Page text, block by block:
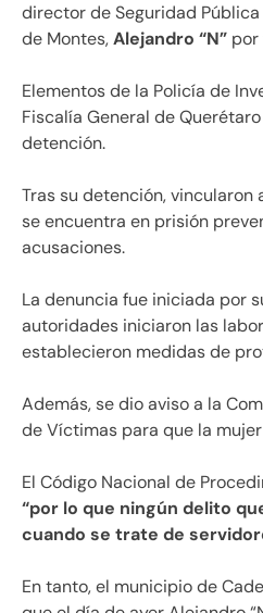
director de Seguridad
de Montes,Alejandro “N” por
Elementos de la Policía de
Fiscalía General de
detención.
Tras su detención,
se encuentra en prisión
acusaciones.
La denuncia fue iniciada por
autoridades iniciaron las
establecieron medidas de
Además, se dio aviso a la
de Víctimas para que la
El Código Nacional de
“por lo que ningún delito
cuando se trate de
En tanto, el municipio de